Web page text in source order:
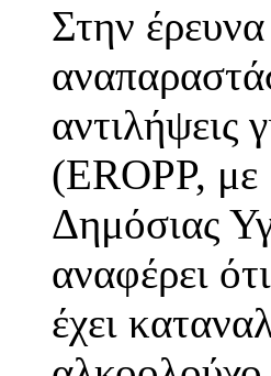
Στην έρευνα
αντιλήψεις
(EROPP,
Δημόσιας
αναφέρει
έχει